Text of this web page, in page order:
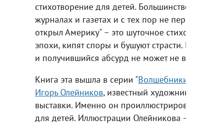
стихотворение для детей. Большинство этих
журналах и газетах и с тех пор не
открыл Америку" – это шуточное
эпохи, кипят споры и бушуют страсти. Весь
и получившийся абсурд не может не вызвать
Книга эта вышла в серии "Волшебники кисти
Игорь Олейников, известный художник и
выставки. Именно он проиллюстрировал "
для детей. Иллюстрации Олейникова – это